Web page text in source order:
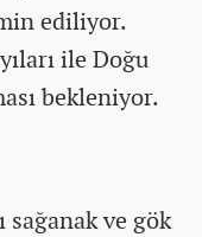
ediliyor.
ile Doğu
bekleniyor.
sağanak ve gök